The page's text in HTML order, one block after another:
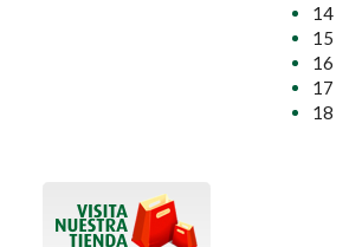
14
15
16
17
18